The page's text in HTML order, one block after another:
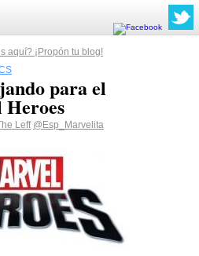
aquí? ¡Propón tu blog!
para el
Leff @Esp_Marvelita